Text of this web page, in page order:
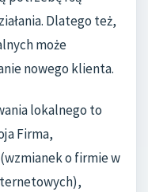
Dlatego też,
może
nowego klienta.
lokalnego to
Firma,
o firmie w